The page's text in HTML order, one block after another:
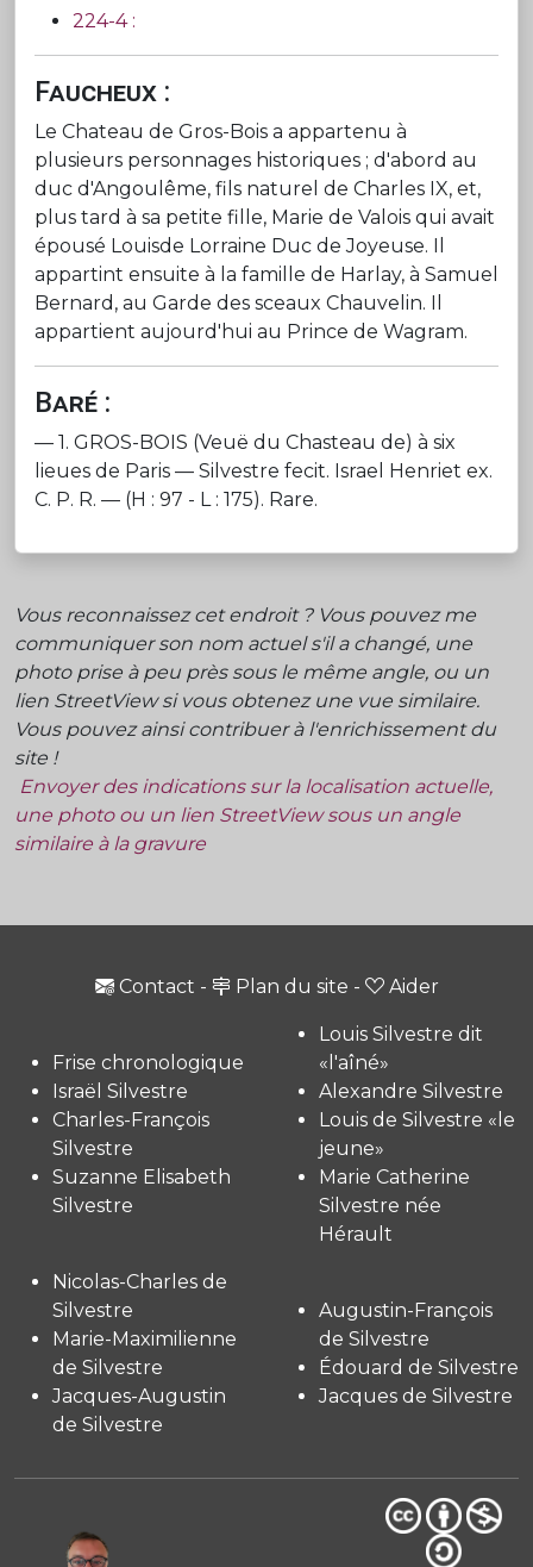
224-4 :
Faucheux :
Le Chateau de Gros-Bois a appartenu à
plusieurs personnages historiques ; d'abord au
duc d'Angoulême, fils naturel de Charles IX, et,
plus tard à sa petite fille, Marie de Valois qui avait
épousé Louisde Lorraine Duc de Joyeuse. Il
appartint ensuite à la famille de Harlay, à Samuel
Bernard, au Garde des sceaux Chauvelin. Il
appartient aujourd'hui au Prince de Wagram.
Baré :
— 1. GROS-BOIS (Veuë du Chasteau de) à six
lieues de Paris — Silvestre fecit. Israel Henriet ex.
C. P. R. — (H : 97 - L : 175). Rare.
Vous reconnaissez cet endroit ? Vous pouvez me
communiquer son nom actuel s'il a changé, une
photo prise à peu près sous le même angle, ou un
lien StreetView si vous obtenez une vue similaire.
Vous pouvez ainsi contribuer à l'enrichissement du
site !
Envoyer des indications sur la localisation actuelle,
une photo ou un lien StreetView sous un angle
similaire à la gravure
Contact - Plan du site - Aider
Frise chronologique
Israël Silvestre
Charles-François
Silvestre
Suzanne Elisabeth
Silvestre
Louis Silvestre dit
«l'aîné»
Alexandre Silvestre
Louis de Silvestre «le
jeune»
Marie Catherine
Silvestre née
Hérault
Nicolas-Charles de
Silvestre
Marie-Maximilienne
de Silvestre
Jacques-Augustin
de Silvestre
Augustin-François
de Silvestre
Édouard de Silvestre
Jacques de Silvestre